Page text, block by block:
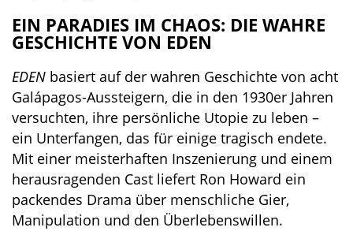
EIN PARADIES IM CHAOS: DIE WAHRE
GESCHICHTE VON EDEN
EDEN basiert auf der wahren Geschichte von acht
Galápagos-Aussteigern, die in den 1930er Jahren
versuchten, ihre persönliche Utopie zu leben –
ein Unterfangen, das für einige tragisch endete.
Mit einer meisterhaften Inszenierung und einem
herausragenden Cast liefert Ron Howard ein
packendes Drama über menschliche Gier,
Manipulation und den Überlebenswillen.